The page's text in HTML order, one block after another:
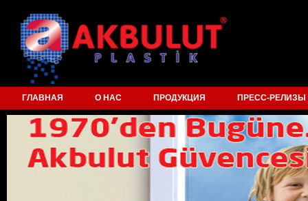
ГЛАВНАЯ О НАС ПРОДУКЦИЯ ПРЕСС-РЕЛИЗЫ